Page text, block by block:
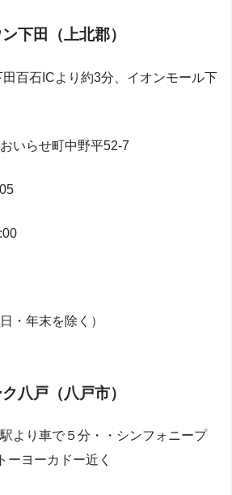
下田（上北郡）
百石ICより約3分、イオンモール下
いらせ町中野平52-7
・年末を除く）
八戸（八戸市）
より車で５分・・シンフォニープ
ーヨーカドー近く